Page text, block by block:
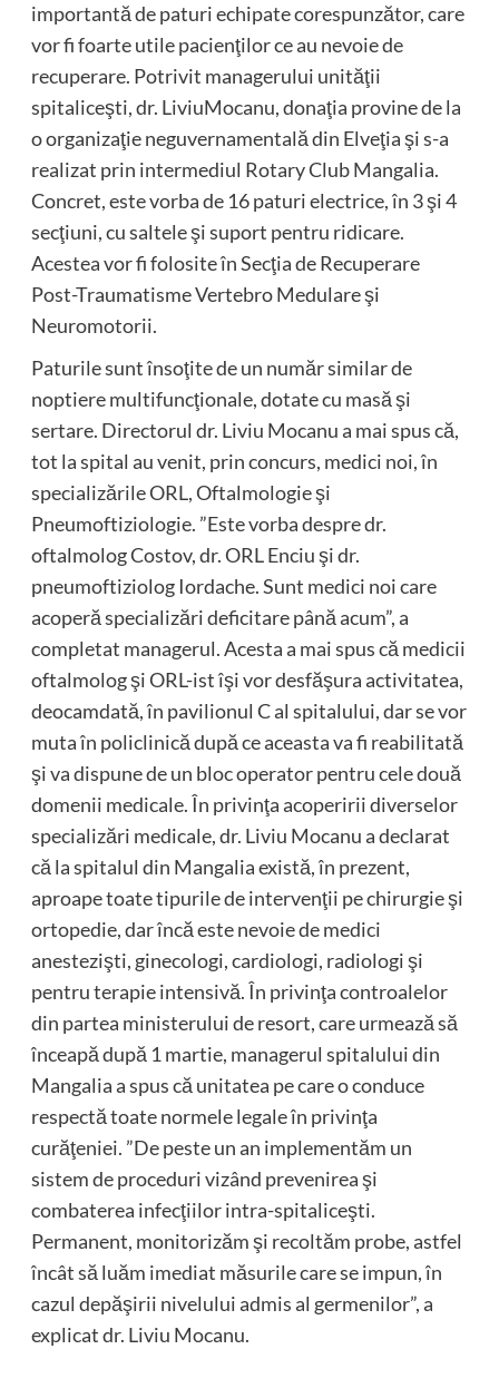
importantă de paturi echipate corespunzător, care
vor fi foarte utile pacienţilor ce au nevoie de
recuperare. Potrivit managerului unităţii
spitaliceşti, dr. LiviuMocanu, donaţia provine de la
o organizaţie neguvernamentală din Elveţia şi s-a
realizat prin intermediul Rotary Club Mangalia.
Concret, este vorba de 16 paturi electrice, în 3 şi 4
secţiuni, cu saltele şi suport pentru ridicare.
Acestea vor fi folosite în Secţia de Recuperare
Post-Traumatisme Vertebro Medulare şi
Neuromotorii.
Paturile sunt însoţite de un număr similar de
noptiere multifuncţionale, dotate cu masă şi
sertare. Directorul dr. Liviu Mocanu a mai spus că,
tot la spital au venit, prin concurs, medici noi, în
specializările ORL, Oftalmologie şi
Pneumoftiziologie. ”Este vorba despre dr.
oftalmolog Costov, dr. ORL Enciu şi dr.
pneumoftiziolog Iordache. Sunt medici noi care
acoperă specializări deficitare până acum”, a
completat managerul. Acesta a mai spus că medicii
oftalmolog şi ORL-ist îşi vor desfăşura activitatea,
deocamdată, în pavilionul C al spitalului, dar se vor
muta în policlinică după ce aceasta va fi reabilitată
şi va dispune de un bloc operator pentru cele două
domenii medicale. În privinţa acoperirii diverselor
specializări medicale, dr. Liviu Mocanu a declarat
că la spitalul din Mangalia există, în prezent,
aproape toate tipurile de intervenţii pe chirurgie şi
ortopedie, dar încă este nevoie de medici
anestezişti, ginecologi, cardiologi, radiologi şi
pentru terapie intensivă. În privinţa controalelor
din partea ministerului de resort, care urmează să
înceapă după 1 martie, managerul spitalului din
Mangalia a spus că unitatea pe care o conduce
respectă toate normele legale în privinţa
curăţeniei. ”De peste un an implementăm un
sistem de proceduri vizând prevenirea şi
combaterea infecţiilor intra-spitaliceşti.
Permanent, monitorizăm şi recoltăm probe, astfel
încât să luăm imediat măsurile care se impun, în
cazul depăşirii nivelului admis al germenilor”, a
explicat dr. Liviu Mocanu.